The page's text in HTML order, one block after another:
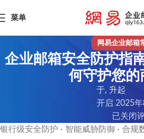
菜单
网易企业邮箱
企业邮箱安全防护指
何守护您的
于, 升起
开启 2025年
已关闭
银行级安全防护 · 智能威胁防御 · 合规